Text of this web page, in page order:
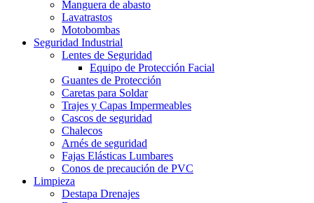
Manguera de abasto
Lavatrastos
Motobombas
Seguridad Industrial
Lentes de Seguridad
Equipo de Protección Facial
Guantes de Protección
Caretas para Soldar
Trajes y Capas Impermeables
Cascos de seguridad
Chalecos
Arnés de seguridad
Fajas Elásticas Lumbares
Conos de precaución de PVC
Limpieza
Destapa Drenajes